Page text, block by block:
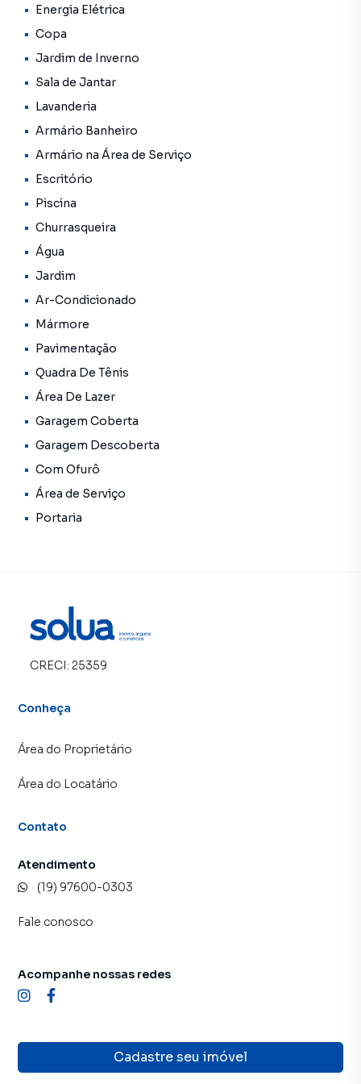
Energia Elétrica
Copa
Jardim de Inverno
Sala de Jantar
Lavanderia
Armário Banheiro
Armário na Área de Serviço
Escritório
Piscina
Churrasqueira
Água
Jardim
Ar-Condicionado
Mármore
Pavimentação
Quadra De Tênis
Área De Lazer
Garagem Coberta
Garagem Descoberta
Com Ofurô
Área de Serviço
Portaria
CRECI: 25359
Conheça
Área do Proprietário
Área do Locatário
Contato
Atendimento
(19) 97600-0303
Fale conosco
Cadastre seu imóvel
Acompanhe nossas redes